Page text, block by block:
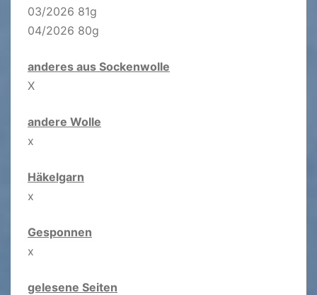
03/2026 81g
04/2026 80g
anderes aus Sockenwolle
X
andere Wolle
x
Häkelgarn
x
Gesponnen
x
gelesene Seiten